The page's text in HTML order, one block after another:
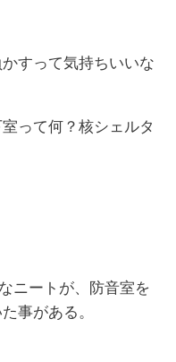
すって気持ちいいな
って何？核シェルタ
ニートが、防音室を
事がある。